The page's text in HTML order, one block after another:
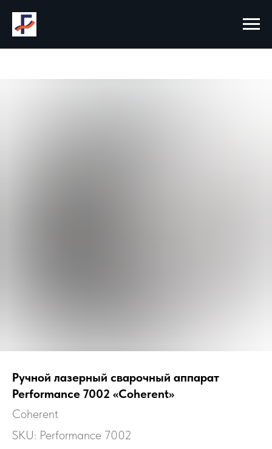
Ручной лазерный сварочный аппарат
Performance 7002 «Coherent»
Coherent
SKU: Performance 7002